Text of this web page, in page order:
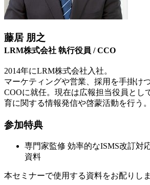
藤居 朋之
LRM株式会社 執行役員 / CCO
2014年にLRM株式会社入社。
マーケティングや営業、採用を手掛け
COOに就任。現在は広報担当役員とし
育に関する情報発信や啓蒙活動を行う。
参加特典
専門家監修 効率的なISMS改訂対
資料
本セミナーで使用する資料をお配りし